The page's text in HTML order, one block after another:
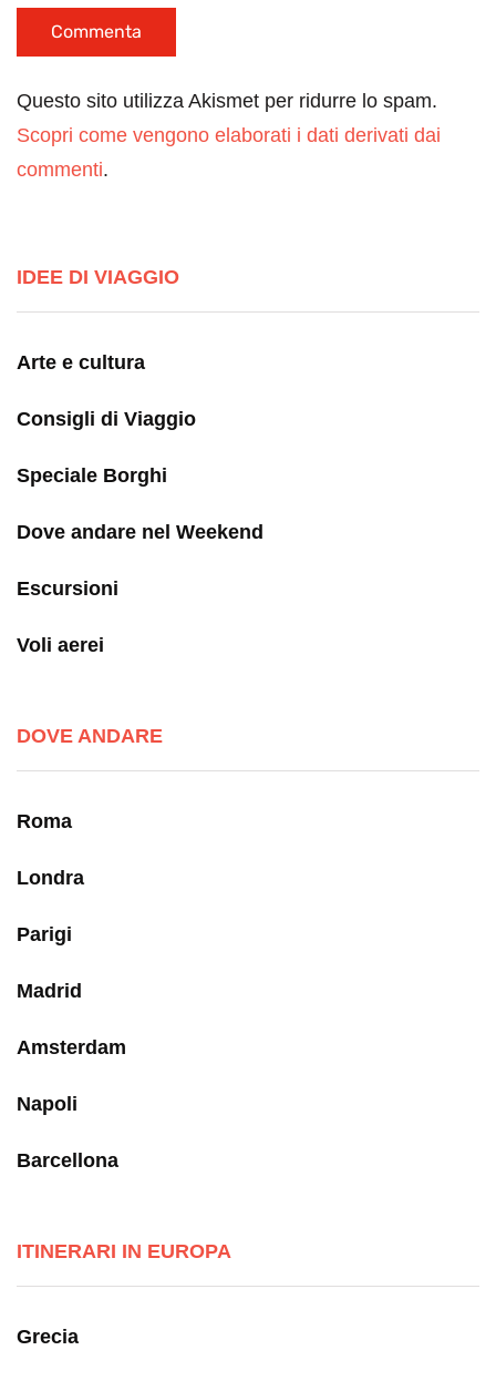
Questo sito utilizza Akismet per ridurre lo spam.
Scopri come vengono elaborati i dati derivati dai
commenti.
IDEE DI VIAGGIO
Arte e cultura
Consigli di Viaggio
Speciale Borghi
Dove andare nel Weekend
Escursioni
Voli aerei
DOVE ANDARE
Roma
Londra
Parigi
Madrid
Amsterdam
Napoli
Barcellona
ITINERARI IN EUROPA
Grecia